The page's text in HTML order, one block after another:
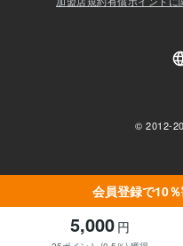
会員登録で10
5,000 円